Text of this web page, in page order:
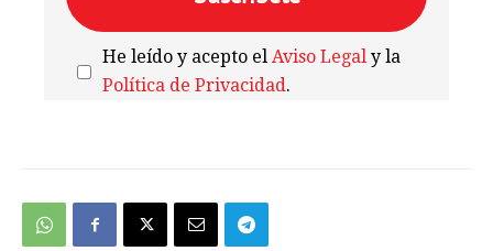
He leído y acepto elAviso Legal y la
Política de Privacidad.